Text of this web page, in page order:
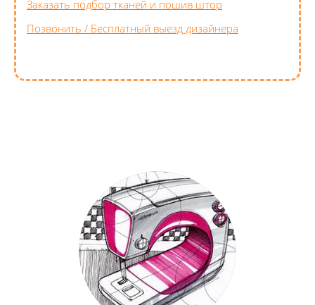
Заказать подбор тканей и пошив штор
Позвонить / Бесплатный выезд дизайнера